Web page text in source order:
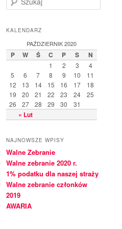
z
k
KALENDARZ
PAŹDZIERNIK 2020
P W Ś C P S N
« Lut
1 2 3
4
5
6 7 8 9 10
11
12
13 14 15 16 17
18
19
20 21 22 23 24
25
26
27 28 29 30 31
NAJNOWSZE WPISY
Walne Zebranie
Walne zebranie 2020 r.
1% podatku dla naszej straży
Walne zebranie członków
2019
AWARIA